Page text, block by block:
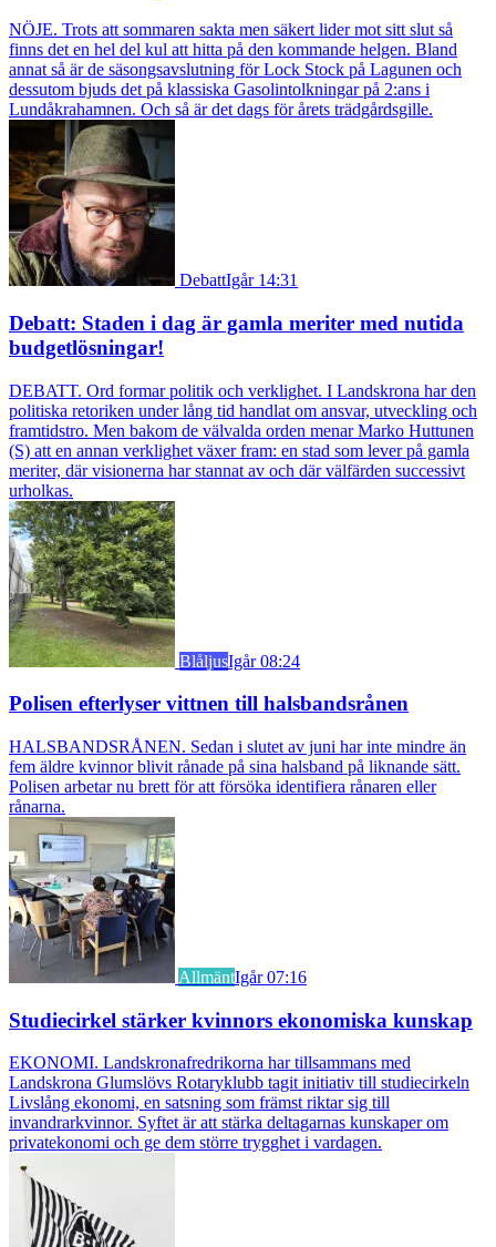
NÖJE. Trots att sommaren sakta men säkert lider mot sitt slut så
finns det en hel del kul att hitta på den kommande helgen. Bland
annat så är de säsongsavslutning för Lock Stock på Lagunen och
dessutom bjuds det på klassiska Gasolintolkningar på 2:ans i
Lundåkrahamnen. Och så är det dags för årets trädgårdsgille.
DebattIgår 14:31
Debatt: Staden i dag är gamla meriter med nutida
budgetlösningar!
DEBATT. Ord formar politik och verklighet. I Landskrona har den
politiska retoriken under lång tid handlat om ansvar, utveckling och
framtidstro. Men bakom de välvalda orden menar Marko Huttunen
(S) att en annan verklighet växer fram: en stad som lever på gamla
meriter, där visionerna har stannat av och där välfärden successivt
urholkas.
BlåljusIgår 08:24
Polisen efterlyser vittnen till halsbandsrånen
HALSBANDSRÅNEN. Sedan i slutet av juni har inte mindre än
fem äldre kvinnor blivit rånade på sina halsband på liknande sätt.
Polisen arbetar nu brett för att försöka identifiera rånaren eller
rånarna.
AllmäntIgår 07:16
Studiecirkel stärker kvinnors ekonomiska kunskap
EKONOMI. Landskronafredrikorna har tillsammans med
Landskrona Glumslövs Rotaryklubb tagit initiativ till studiecirkeln
Livslång ekonomi, en satsning som främst riktar sig till
invandrarkvinnor. Syftet är att stärka deltagarnas kunskaper om
privatekonomi och ge dem större trygghet i vardagen.